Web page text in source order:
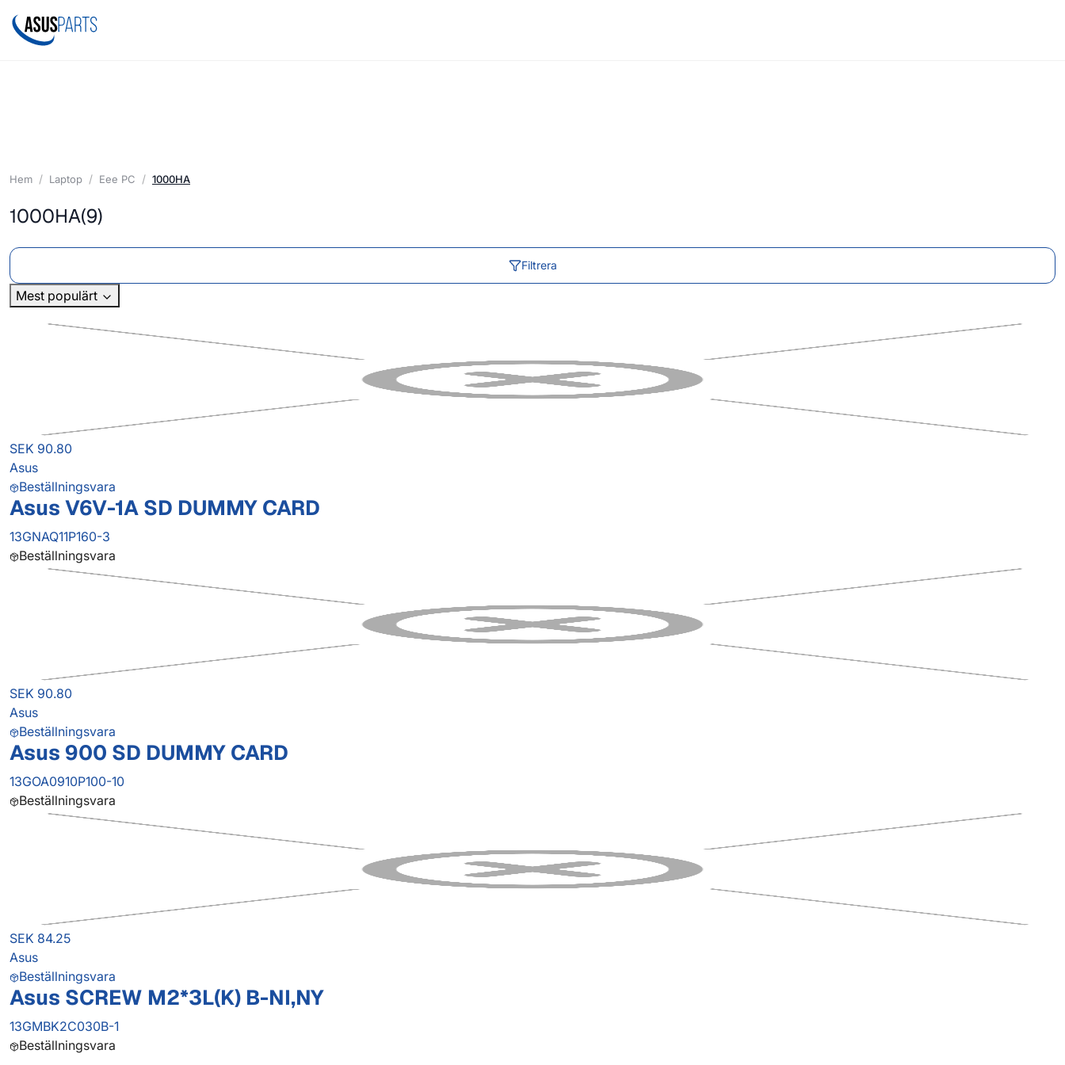
Hem Laptop Eee PC 1000HA
1000HA(9)
Filtrera
Mest populärt
SEK 90.80
Asus
Beställningsvara
Asus V6V-1A SD DUMMY CARD
13GNAQ11P160-3
Beställningsvara
SEK 90.80
Asus
Beställningsvara
Asus 900 SD DUMMY CARD
13GOA0910P100-10
Beställningsvara
SEK 84.25
Asus
Beställningsvara
Asus SCREW M2*3L(K) B-NI,NY
13GMBK2C030B-1
Beställningsvara